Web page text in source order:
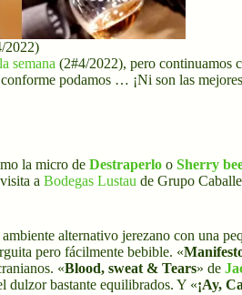
2022)
semana (2#4/2022), pero continuamos
podamos … ¡Ni son las
la micro de Destraperlo o Sherry
a Bodegas Lustau de Grupo
alternativo jerezano con una
pero fácilmente bebible. «
«Blood, sweat & Tears» de
dulzor bastante equilibrados. Y «¡Ay,